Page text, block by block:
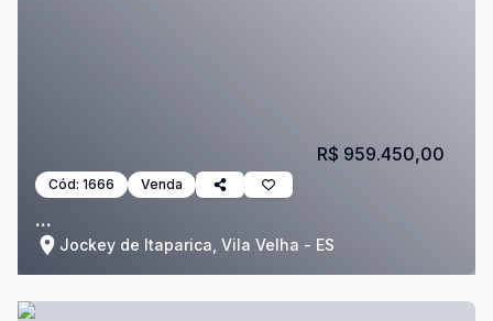
Cód: 1666 Venda
...
Jockey de Itaparica, Vila Velha - ES
R$ 959.450,00